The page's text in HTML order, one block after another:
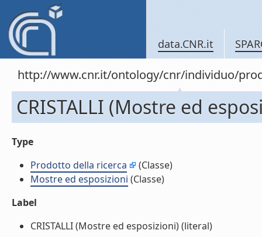
data.CNR.it
http://www.cnr.it/ontology/cnr/individuo/
CRISTALLI (Mostre ed
Type
Prodotto della ricerca
(Classe)
Mostre ed esposizioni (Classe)
Label
CRISTALLI (Mostre ed esposizioni) (literal)